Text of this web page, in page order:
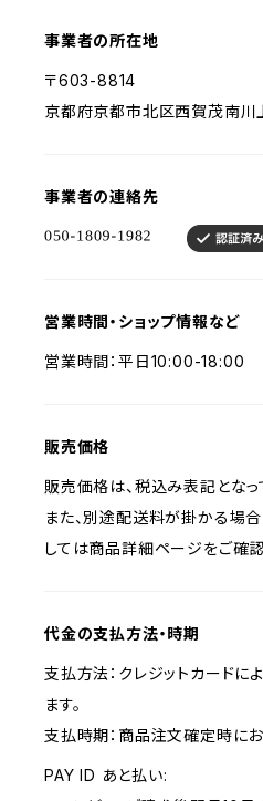
事業者の所在地
〒603-8814
京都府京都市北区西賀茂南
事業者の連絡先
営業時間・ショップ情報など
営業時間：平日10:00-18:00
販売価格
販売価格は、税込み表記となっ
また、別途配送料が掛かる場
しては商品詳細ページをご確認
代金の支払方法・時期
支払方法：クレジットカード
ます。
支払時期：商品注文確定時に
PAY ID あと払い: